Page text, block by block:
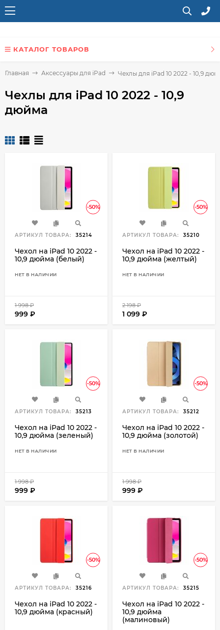
КАТАЛОГ ТОВАРОВ
Главная Аксессуары для iPad Чехлы для iPad 10 2022 - 10,9
Чехлы для iPad 10 2022 - 10,9
дюйма
-50%
АРТИКУЛ ТОВАРА: 35214
Чехол на iPad 10 2022 -
10,9 дюйма (белый)
НЕТ В НАЛИЧИИ
1 998₽
999 ₽
-50%
АРТИКУЛ ТОВАРА: 35210
Чехол на iPad 10 2022 -
10,9 дюйма (желтый)
НЕТ В НАЛИЧИИ
2 198₽
1 099 ₽
-50%
АРТИКУЛ ТОВАРА: 35213
Чехол на iPad 10 2022 -
10,9 дюйма (зеленый)
НЕТ В НАЛИЧИИ
1 998₽
999 ₽
-50%
АРТИКУЛ ТОВАРА: 35212
Чехол на iPad 10 2022 -
10,9 дюйма (золотой)
НЕТ В НАЛИЧИИ
1 998₽
999 ₽
-50%
АРТИКУЛ ТОВАРА: 35216
Чехол на iPad 10 2022 -
10,9 дюйма (красный)
-50%
АРТИКУЛ ТОВАРА: 35215
Чехол на iPad 10 2022 -
10,9 дюйма
(малиновый)